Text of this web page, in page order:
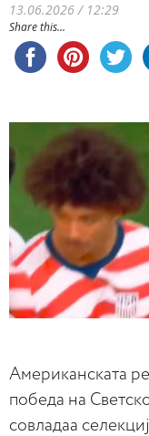
13.06.2026 / 12:29
Share this...
Американската
победа на
совладаа